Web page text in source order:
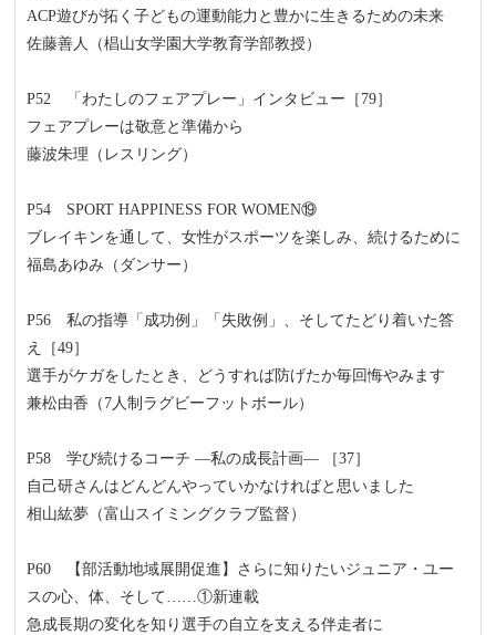
ACP遊びが拓く子どもの運動能力と豊かに生きるための未来
佐藤善人（椙山女学園大学教育学部教授）
P52 「わたしのフェアプレー」インタビュー［79］
フェアプレーは敬意と準備から
藤波朱理（レスリング）
P54 SPORT HAPPINESS FOR WOMEN⑲
ブレイキンを通して、女性がスポーツを楽しみ、続けるために
福島あゆみ（ダンサー）
P56 私の指導「成功例」「失敗例」、そしてたどり着いた答
え［49］
選手がケガをしたとき、どうすれば防げたか毎回悔やみます
兼松由香（7人制ラグビーフットボール）
P58 学び続けるコーチ ―私の成長計画― ［37］
自己研さんはどんどんやっていかなければと思いました
相山紘夢（富山スイミングクラブ監督）
P60 【部活動地域展開促進】さらに知りたいジュニア・ユー
スの心、体、そして……①新連載
急成長期の変化を知り選手の自立を支える伴走者に